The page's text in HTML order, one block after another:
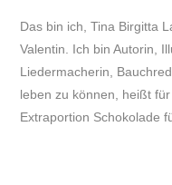
Das bin ich, Tina Birgitta
Valentin. Ich bin Autorin,
Liedermacherin,
leben zu können, heißt
Extraportion Schokolade